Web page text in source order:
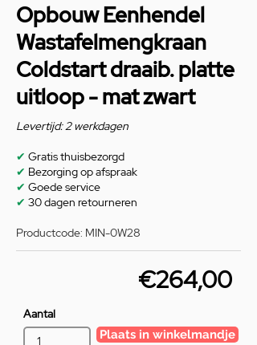
Opbouw Eenhendel
Wastafelmengkraan
Coldstart draaib. platte
uitloop - mat zwart
Levertijd: 2 werkdagen
✔ Gratis thuisbezorgd
✔ Bezorging op afspraak
✔ Goede service
✔ 30 dagen retourneren
Productcode: MIN-0W28
€264,00
Aantal
Plaats in winkelmandje